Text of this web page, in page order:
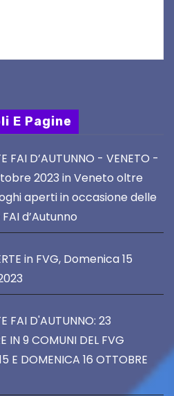
E Pagine
FAI D’AUTUNNO - VENETO -
2023 in Veneto oltre
aperti in occasione delle
d’Autunno
in FVG, Domenica 15
FAI D'AUTUNNO: 23
IN 9 COMUNI DEL FVG
E DOMENICA 16 OTTOBRE